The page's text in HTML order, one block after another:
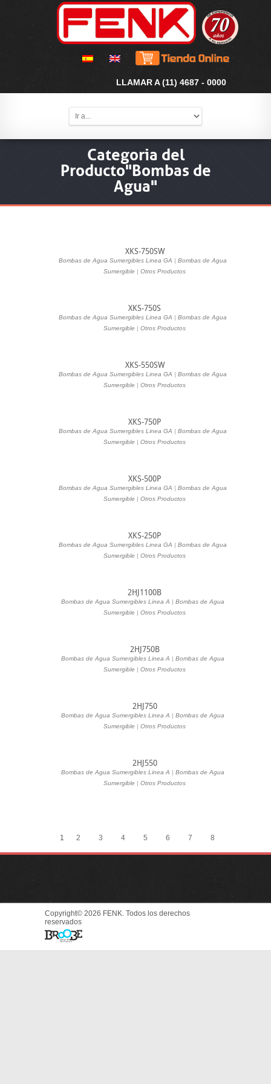
LLAMAR A (11) 4687 - 0000
Categoria del
Producto"Bombas de
Agua"
XKS-750SW
Bombas de Agua Sumergibles Linea GA | Bombas de Agua
Sumergible | Otros Productos
XKS-750S
Bombas de Agua Sumergibles Linea GA | Bombas de Agua
Sumergible | Otros Productos
XKS-550SW
Bombas de Agua Sumergibles Linea GA | Bombas de Agua
Sumergible | Otros Productos
XKS-750P
Bombas de Agua Sumergibles Linea GA | Bombas de Agua
Sumergible | Otros Productos
XKS-500P
Bombas de Agua Sumergibles Linea GA | Bombas de Agua
Sumergible | Otros Productos
XKS-250P
Bombas de Agua Sumergibles Linea GA | Bombas de Agua
Sumergible | Otros Productos
2HJ1100B
Bombas de Agua Sumergibles Linea A | Bombas de Agua
Sumergible | Otros Productos
2HJ750B
Bombas de Agua Sumergibles Linea A | Bombas de Agua
Sumergible | Otros Productos
2HJ750
Bombas de Agua Sumergibles Linea A | Bombas de Agua
Sumergible | Otros Productos
2HJ550
Bombas de Agua Sumergibles Linea A | Bombas de Agua
Sumergible | Otros Productos
1 2 3 4 5 6 7 8
Copyright© 2026 FENK. Todos los derechos
reservados